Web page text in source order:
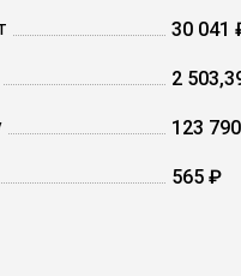
30 041
2
123
565 ₽